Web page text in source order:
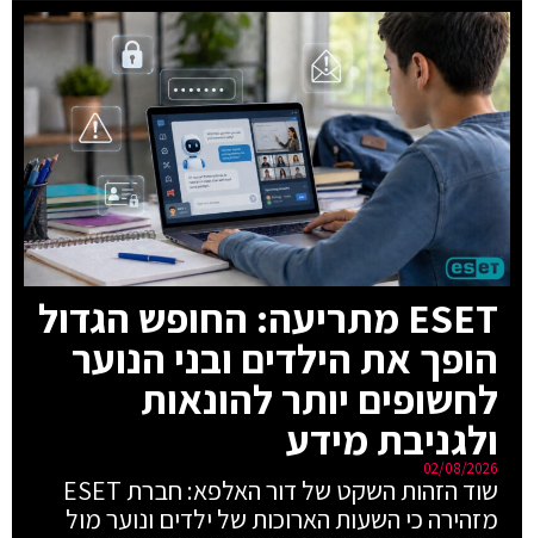
ESET מתריעה: החופש הגדול
הופך את הילדים ובני הנוער
לחשופים יותר להונאות
ולגניבת מידע
02/08/2026
שוד הזהות השקט של דור האלפא: חברת ESET
מזהירה כי השעות הארוכות של ילדים ונוער מול